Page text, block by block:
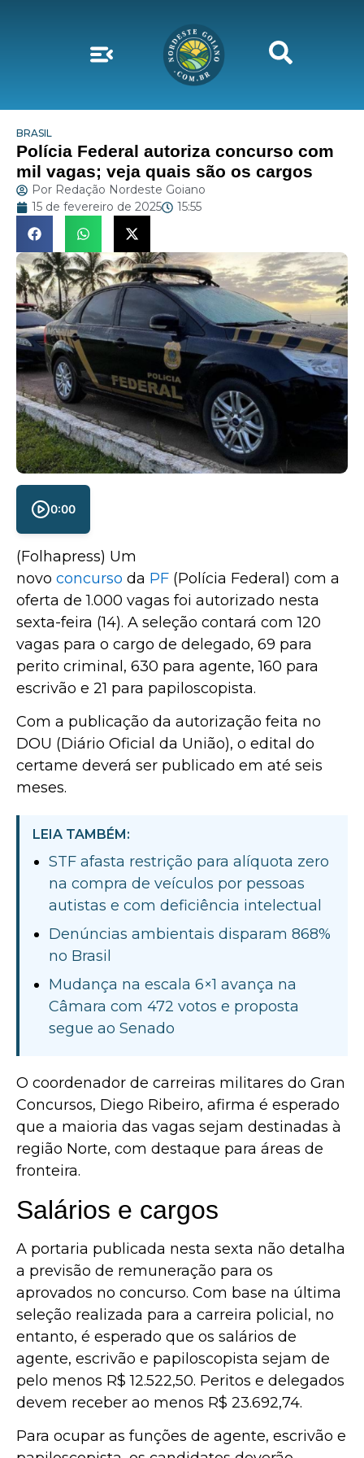
BRASIL
Polícia Federal autoriza concurso com
mil vagas; veja quais são os cargos
Por Redação Nordeste Goiano
15 de fevereiro de 2025
15:55
0:00
(Folhapress) Um
novo concurso da PF (Polícia Federal) com a
oferta de 1.000 vagas foi autorizado nesta
sexta-feira (14). A seleção contará com 120
vagas para o cargo de delegado, 69 para
perito criminal, 630 para agente, 160 para
escrivão e 21 para papiloscopista.
Com a publicação da autorização feita no
DOU (Diário Oficial da União), o edital do
certame deverá ser publicado em até seis
meses.
LEIA TAMBÉM:
STF afasta restrição para alíquota zero
na compra de veículos por pessoas
autistas e com deficiência intelectual
Denúncias ambientais disparam 868%
no Brasil
Mudança na escala 6×1 avança na
Câmara com 472 votos e proposta
segue ao Senado
O coordenador de carreiras militares do Gran
Concursos, Diego Ribeiro, afirma é esperado
que a maioria das vagas sejam destinadas à
região Norte, com destaque para áreas de
fronteira.
Salários e cargos
A portaria publicada nesta sexta não detalha
a previsão de remuneração para os
aprovados no concurso. Com base na última
seleção realizada para a carreira policial, no
entanto, é esperado que os salários de
agente, escrivão e papiloscopista sejam de
pelo menos R$ 12.522,50. Peritos e delegados
devem receber ao menos R$ 23.692,74.
Para ocupar as funções de agente, escrivão e